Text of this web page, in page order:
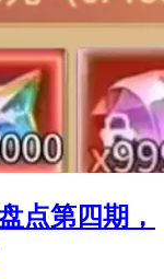
点第四期，